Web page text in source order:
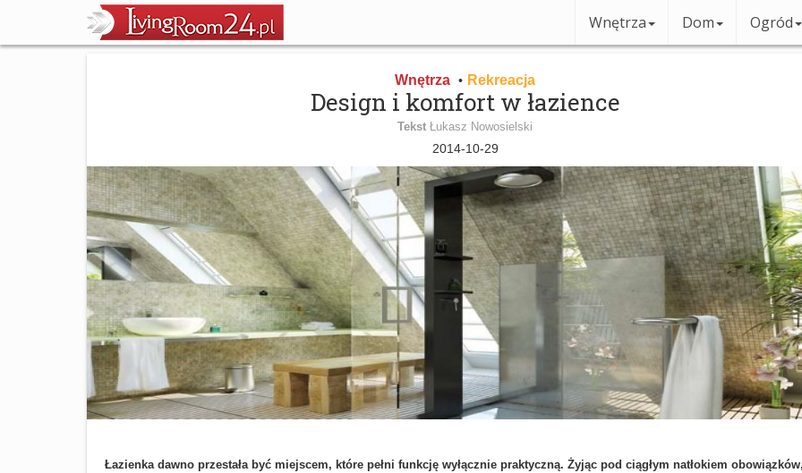
Wnętrza Dom Ogród
Wnętrza • Rekreacja
Design i komfort w łazience
TekstŁukasz Nowosielski
2014-10-29
Łazienka dawno przestała być miejscem, które pełni funkcję wyłącznie praktyczną. Żyjąc pod ciągłym natłokiem obowiązków,